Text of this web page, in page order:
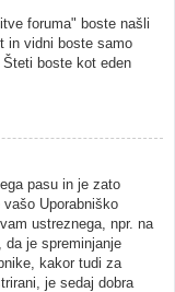
foruma" boste našli
in vidni boste samo
boste kot eden
pasu in je zato
Uporabniško
ustreznega, npr. na
da je spreminjanje
kakor tudi za
je sedaj dobra